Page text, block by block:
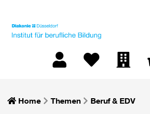
Home Themen Beruf & EDV